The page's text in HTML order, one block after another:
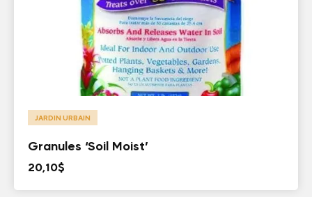
JARDIN URBAIN
Granules ‘Soil Moist’
20,10$